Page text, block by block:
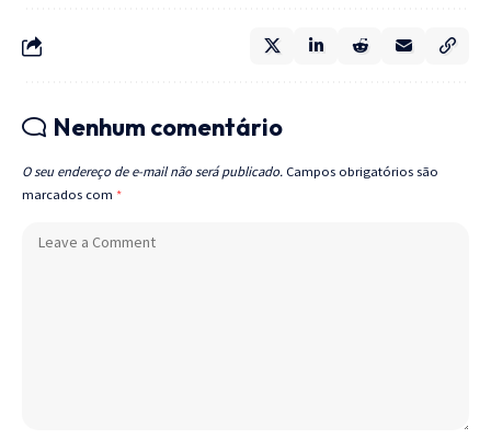
Nenhum comentário
O seu endereço de e-mail não será publicado. Campos obrigatórios são
marcados com *